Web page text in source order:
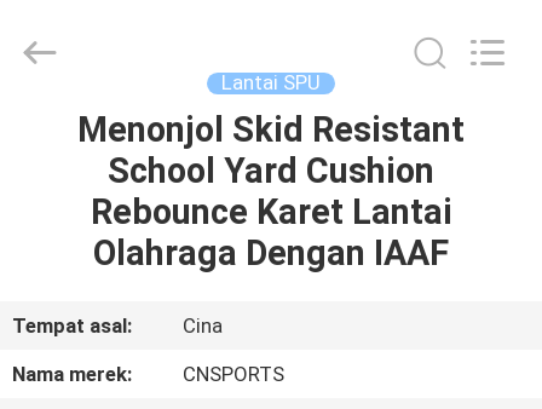
RUMAH
PRODUK
KAMI
Materials
Lantai SPU
Menonjol Skid Resistant
School Yard Cushion
Rebounce Karet Lantai
Olahraga Dengan IAAF
Tempat asal:
Cina
Nama merek:
CNSPORTS